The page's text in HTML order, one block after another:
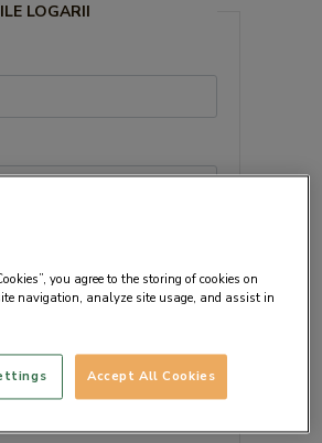
LOGARII
PERSONALE
you agree to the storing of cookies on
navigation, analyze site usage, and assist in
Accept All Cookies